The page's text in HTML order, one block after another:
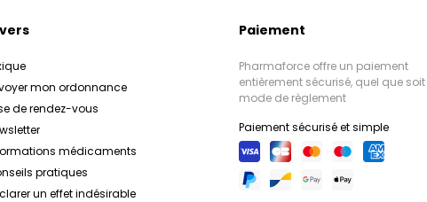
mon ordonnance
de rendez-vous
médicaments
pratiques
un effet indésirable
Paiement
Pharmaforce offre un paiement
entièrement sécurisé, quel que soit
mode de règlement
Paiement sécurisé et simple